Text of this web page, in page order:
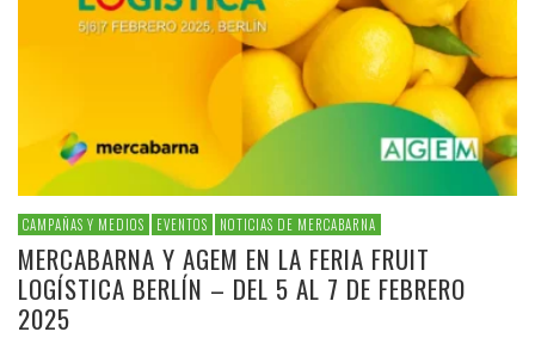
CAMPAÑAS Y MEDIOS EVENTOS NOTICIAS DE MERCABARNA
MERCABARNA Y AGEM EN LA FERIA FRUIT
LOGÍSTICA BERLÍN – DEL 5 AL 7 DE FEBRERO
2025